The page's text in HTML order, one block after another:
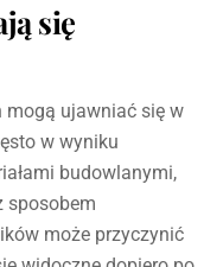
się
mogą ujawniać się w
w wyniku
budowlanymi,
sposobem
może przyczynić